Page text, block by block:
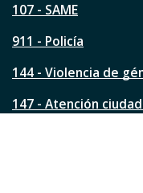
á
i
a
107 - SAME
911 - Policía
144 - Violencia de
147 - Atención